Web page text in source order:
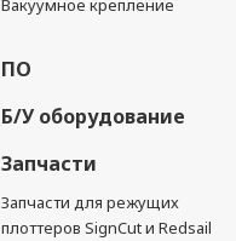
Вакуумное крепление
ПО
Б/У оборудование
Запчасти
Запчасти для режущих
плоттеров SignCut и Redsail